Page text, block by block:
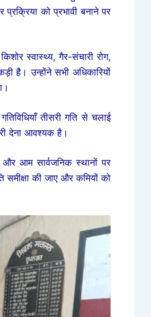
को प्रभावी बनाने पर
स्वास्थ्य, गैर-संचारी रोग,
है। उन्होंने सभी अधिकारियों
तीसरी गति से चलाई
देना आवश्यक है।
आम सार्वजनिक स्थानों पर
समीक्षा की जाए और कमियों को